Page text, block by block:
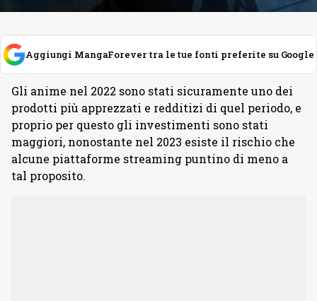
Aggiungi MangaForever tra le tue fonti preferite su Google
Gli anime nel 2022 sono stati sicuramente uno dei
prodotti più apprezzati e redditizi di quel periodo, e
proprio per questo gli investimenti sono stati
maggiori, nonostante nel 2023 esiste il rischio che
alcune piattaforme streaming puntino di meno a
tal proposito.